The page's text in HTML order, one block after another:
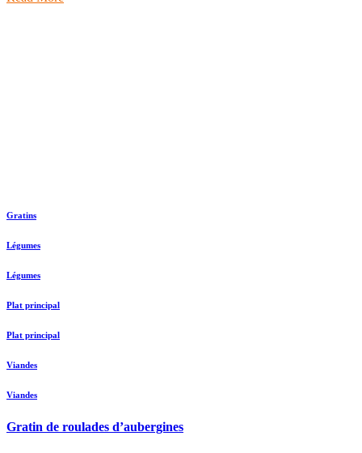
Gratins
Légumes
Légumes
Plat principal
Plat principal
Viandes
Viandes
Gratin de roulades d’aubergines